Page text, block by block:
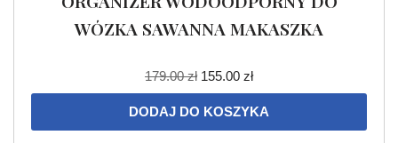
WÓZKA SAWANNA MAKASZKA
179.00zł 155.00 zł
DODAJ DO KOSZYKA